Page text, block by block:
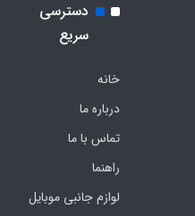
دسترسی
سریع
خانه
درباره ما
تماس با ما
راهنما
لوازم جانبی موبایل